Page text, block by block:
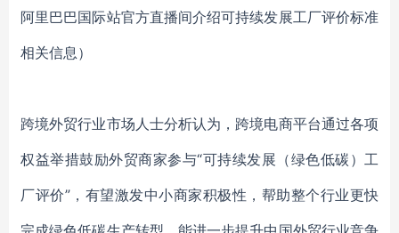
阿里巴巴国际站官方直播间介绍可持续发展工厂评价标准
相关信息）
跨境外贸行业市场人士分析认为，跨境电商平台通过各项
权益举措鼓励外贸商家参与“可持续发展（绿色低碳）工
厂评价”，有望激发中小商家积极性，帮助整个行业更快